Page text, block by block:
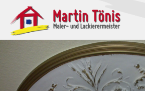
Inhalt
springen